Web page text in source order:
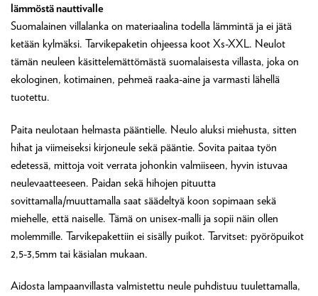
lämmöstä nauttivalle
Suomalainen villalanka on materiaalina todella lämmintä ja ei jätä
ketään kylmäksi. Tarvikepaketin ohjeessa koot Xs-XXL. Neulot
tämän neuleen käsittelemättömästä suomalaisesta villasta, joka on
ekologinen, kotimainen, pehmeä raaka-aine ja varmasti lähellä
tuotettu.
Paita neulotaan helmasta pääntielle. Neulo aluksi miehusta, sitten
hihat ja viimeiseksi kirjoneule sekä pääntie. Sovita paitaa työn
edetessä, mittoja voit verrata johonkin valmiiseen, hyvin istuvaa
neulevaatteeseen. Paidan sekä hihojen pituutta
sovittamalla/muuttamalla saat säädeltyä koon sopimaan sekä
miehelle, että naiselle. Tämä on unisex-malli ja sopii näin ollen
molemmille. Tarvikepakettiin ei sisälly puikot. Tarvitset: pyöröpuikot
2,5-3,5mm tai käsialan mukaan.
Aidosta lampaanvillasta valmistettu neule puhdistuu tuulettamalla,